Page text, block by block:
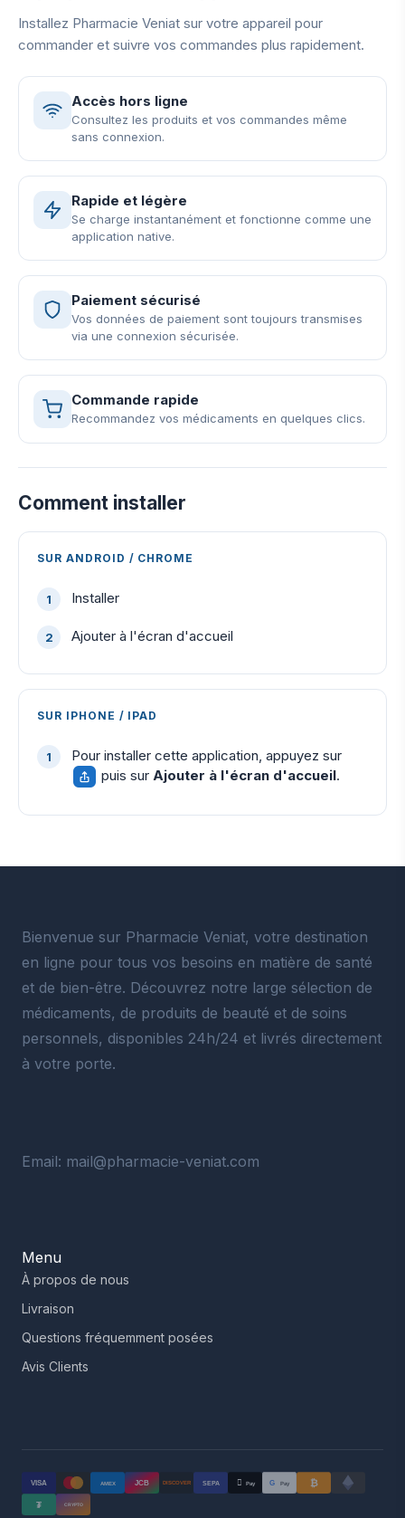
Installez Pharmacie Veniat sur votre appareil pour
commander et suivre vos commandes plus rapidement.
Accès hors ligne
Consultez les produits et vos commandes même
sans connexion.
Rapide et légère
Se charge instantanément et fonctionne comme une
application native.
Paiement sécurisé
Vos données de paiement sont toujours transmises
via une connexion sécurisée.
Commande rapide
Recommandez vos médicaments en quelques clics.
Comment installer
SUR ANDROID / CHROME
Installer
Ajouter à l'écran d'accueil
SUR IPHONE / IPAD
Pour installer cette application, appuyez sur
puis sur Ajouter à l'écran d'accueil.
Bienvenue sur Pharmacie Veniat, votre destination
en ligne pour tous vos besoins en matière de santé
et de bien-être. Découvrez notre large sélection de
médicaments, de produits de beauté et de soins
personnels, disponibles 24h/24 et livrés directement
à votre porte.
Email: mail@pharmacie-veniat.com
Menu
À propos de nous
Livraison
Questions fréquemment posées
Avis Clients
VISA AMEX JCB DISCOVER SEPA  Pay G Pay ₿
₮ CRYPTO